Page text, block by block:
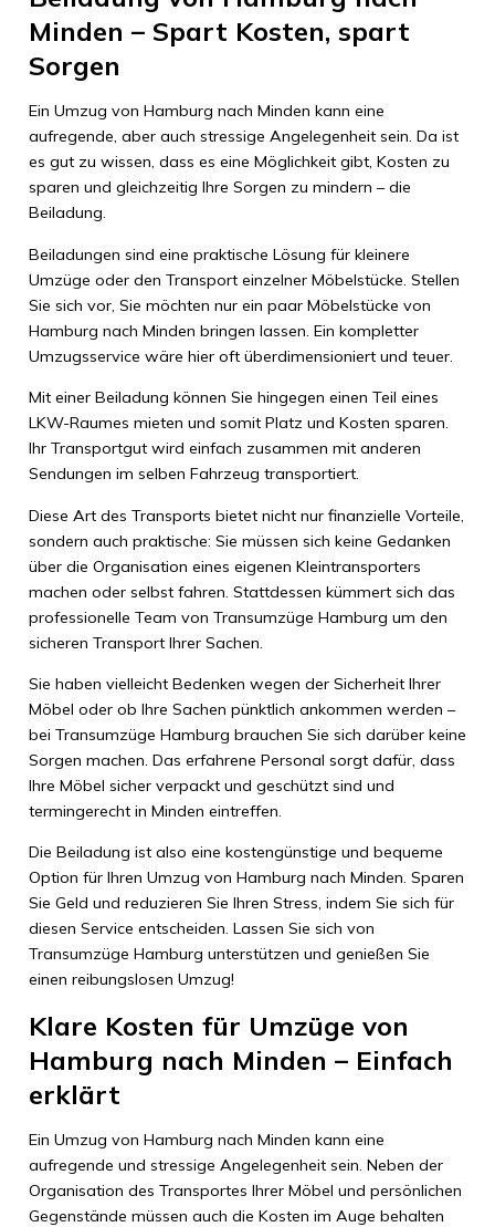
Minden – Spart Kosten, spart
Sorgen
Ein Umzug von Hamburg nach Minden kann eine
aufregende, aber auch stressige Angelegenheit sein. Da ist
es gut zu wissen, dass es eine Möglichkeit gibt, Kosten zu
sparen und gleichzeitig Ihre Sorgen zu mindern – die
Beiladung.
Beiladungen sind eine praktische Lösung für kleinere
Umzüge oder den Transport einzelner Möbelstücke. Stellen
Sie sich vor, Sie möchten nur ein paar Möbelstücke von
Hamburg nach Minden bringen lassen. Ein kompletter
Umzugsservice wäre hier oft überdimensioniert und teuer.
Mit einer Beiladung können Sie hingegen einen Teil eines
LKW-Raumes mieten und somit Platz und Kosten sparen.
Ihr Transportgut wird einfach zusammen mit anderen
Sendungen im selben Fahrzeug transportiert.
Diese Art des Transports bietet nicht nur finanzielle Vorteile,
sondern auch praktische: Sie müssen sich keine Gedanken
über die Organisation eines eigenen Kleintransporters
machen oder selbst fahren. Stattdessen kümmert sich das
professionelle Team von Transumzüge Hamburg um den
sicheren Transport Ihrer Sachen.
Sie haben vielleicht Bedenken wegen der Sicherheit Ihrer
Möbel oder ob Ihre Sachen pünktlich ankommen werden –
bei Transumzüge Hamburg brauchen Sie sich darüber keine
Sorgen machen. Das erfahrene Personal sorgt dafür, dass
Ihre Möbel sicher verpackt und geschützt sind und
termingerecht in Minden eintreffen.
Die Beiladung ist also eine kostengünstige und bequeme
Option für Ihren Umzug von Hamburg nach Minden. Sparen
Sie Geld und reduzieren Sie Ihren Stress, indem Sie sich für
diesen Service entscheiden. Lassen Sie sich von
Transumzüge Hamburg unterstützen und genießen Sie
einen reibungslosen Umzug!
Klare Kosten für Umzüge von
Hamburg nach Minden – Einfach
erklärt
Ein Umzug von Hamburg nach Minden kann eine
aufregende und stressige Angelegenheit sein. Neben der
Organisation des Transportes Ihrer Möbel und persönlichen
Gegenstände müssen auch die Kosten im Auge behalten